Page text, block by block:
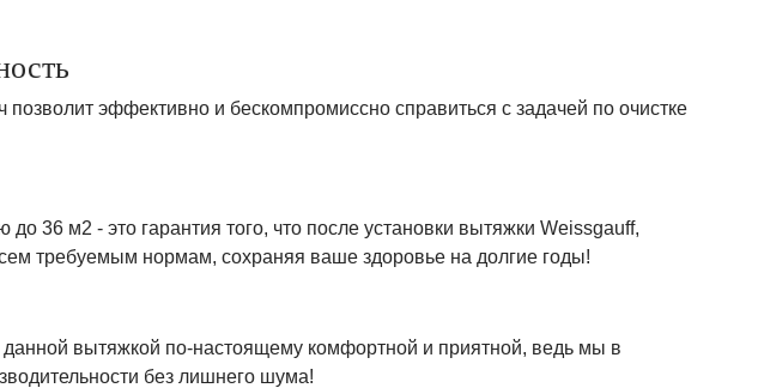
эффективно и бескомпромиссно справиться с задачей по очистке
36 м2 - это гарантия того, что после установки вытяжки Weissgauff,
требуемым нормам, сохраняя ваше здоровье на долгие годы!
вытяжкой по-настоящему комфортной и приятной, ведь мы в
без лишнего шума!